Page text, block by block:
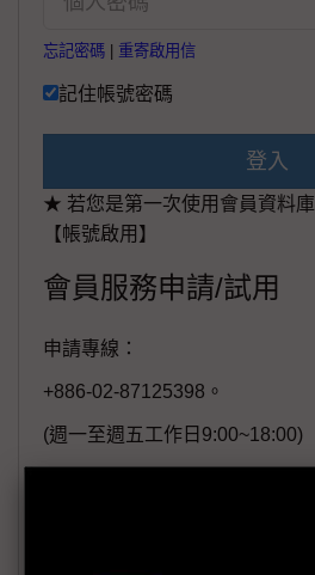
忘記密碼 重寄啟用信
記住帳號密碼
登入
★ 若您是第一次使用會員資料
【帳號啟用】
會員服務申請/試用
申請專線：
+886-02-87125398。
(週一至週五工作日9:00~18:00)